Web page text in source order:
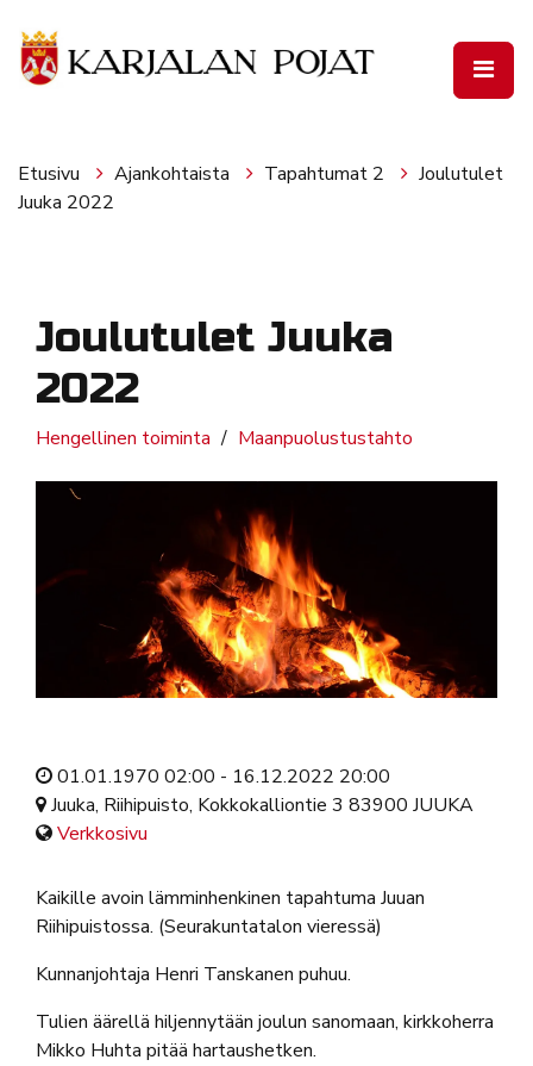
Etusivu Ajankohtaista Tapahtumat 2
Joulutulet
Juuka 2022
Joulutulet Juuka
2022
Hengellinen toiminta Maanpuolustustahto
01.01.1970 02:00 - 16.12.2022 20:00
Juuka, Riihipuisto, Kokkokalliontie 3 83900 JUUKA
Verkkosivu
Kaikille avoin lämminhenkinen tapahtuma Juuan
Riihipuistossa. (Seurakuntatalon vieressä)
Kunnanjohtaja Henri Tanskanen puhuu.
Tulien äärellä hiljennytään joulun sanomaan, kirkkoherra
Mikko Huhta pitää hartaushetken.